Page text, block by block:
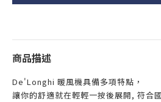
商品描述
De'Longhi 暖風機具備多項特點，
讓你的舒適就在輕輕一按後展開, 符合